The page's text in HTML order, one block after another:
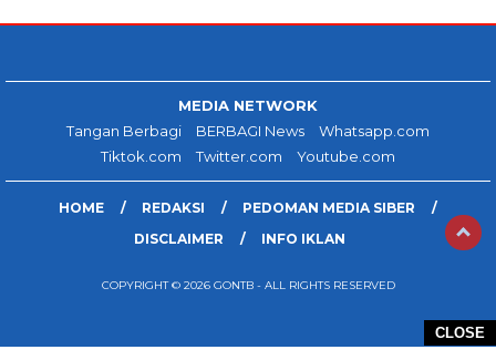
CLOSE
MEDIA NETWORK
Tangan Berbagi
BERBAGI News
Whatsapp.com
Tiktok.com
Twitter.com Youtube.com
HOME REDAKSI
PEDOMAN MEDIA SIBER
DISCLAIMER
INFO IKLAN
COPYRIGHT © 2026 GONTB - ALL RIGHTS RESERVED